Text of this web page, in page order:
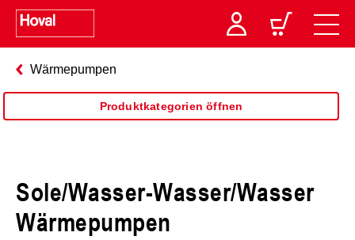
Wärmepumpen
Produktkategorien öffnen
Sole/Wasser-Wasser/Wasser
Wärmepumpen